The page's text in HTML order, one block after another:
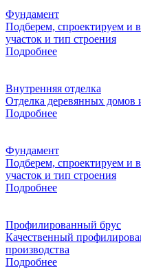
Фундамент
Подберем, спроектируем и
участок и тип строения
Подробнее
Внутренняя отделка
Отделка деревянных домов
Подробнее
Фундамент
Подберем, спроектируем и
участок и тип строения
Подробнее
Профилированный брус
Качественный
производства
Подробнее